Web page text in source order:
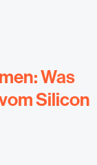
Was
Silicon